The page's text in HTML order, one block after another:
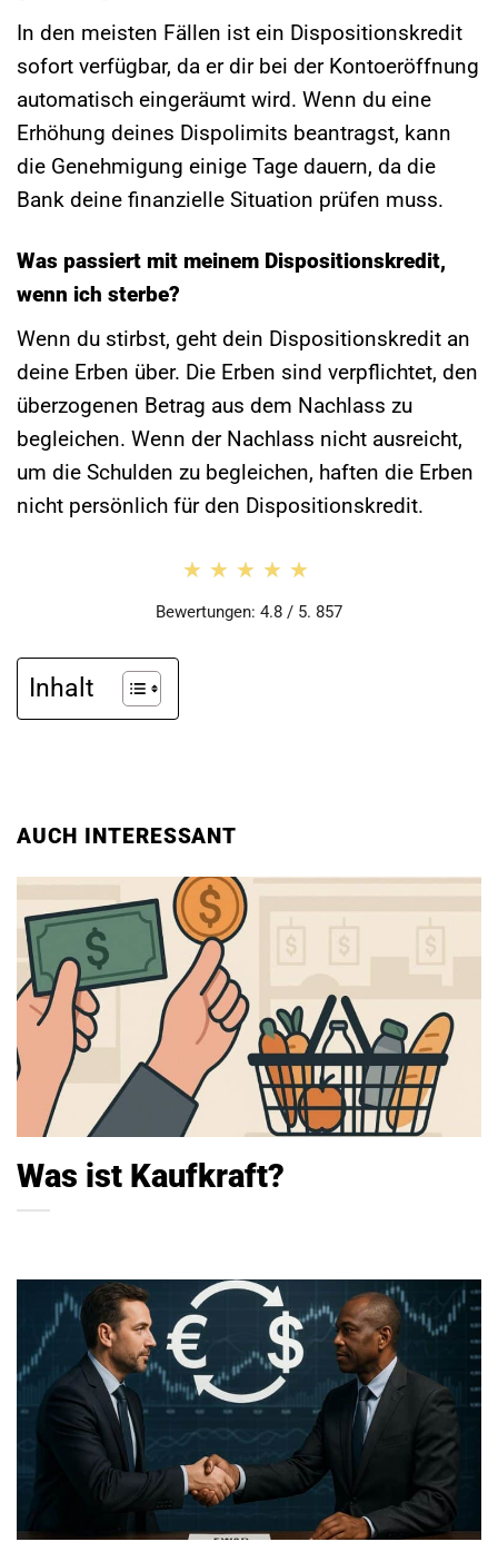
In den meisten Fällen ist ein Dispositionskredit
sofort verfügbar, da er dir bei der Kontoeröffnung
automatisch eingeräumt wird. Wenn du eine
Erhöhung deines Dispolimits beantragst, kann
die Genehmigung einige Tage dauern, da die
Bank deine finanzielle Situation prüfen muss.
Was passiert mit meinem Dispositionskredit,
wenn ich sterbe?
Wenn du stirbst, geht dein Dispositionskredit an
deine Erben über. Die Erben sind verpflichtet, den
überzogenen Betrag aus dem Nachlass zu
begleichen. Wenn der Nachlass nicht ausreicht,
um die Schulden zu begleichen, haften die Erben
nicht persönlich für den Dispositionskredit.
★★★★★
★★★★★
Bewertungen: 4.8 / 5. 857
Inhalt
AUCH INTERESSANT
Was ist Kaufkraft?